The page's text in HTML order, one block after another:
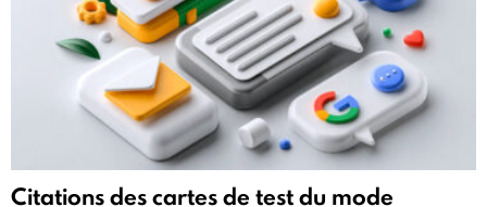
Citations des cartes de test du mode